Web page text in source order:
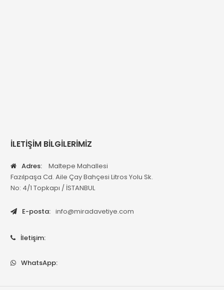
İLETİŞİM BİLGİLERİMİZ
Adres:
Maltepe Mahallesi
Fazılpaşa Cd. Aile Çay Bahçesi Litros Yolu Sk.
No: 4/1 Topkapı / İSTANBUL
E-posta: info@miradavetiye.com
İletişim:
WhatsApp: